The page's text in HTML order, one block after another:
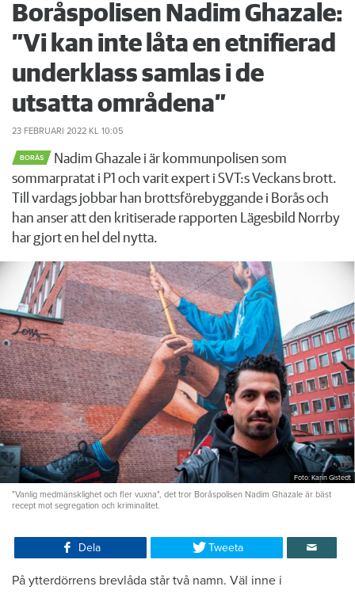
Boråspolisen Nadim Ghazale:
”Vi kan inte låta en etnifierad
underklass samlas i de
utsatta områdena”
23 FEBRUARI 2022 KL 10:05
BORÅS
Nadim Ghazale i är kommunpolisen som
sommarpratat i P1 och varit expert i SVT:s Veckans brott.
Till vardags jobbar han brottsförebyggande i Borås och
han anser att den kritiserade rapporten Lägesbild Norrby
har gjort en hel del nytta.
Foto: Karin Gistedt
"Vanlig medmänsklighet och fler vuxna", det tror Boråspolisen Nadim Ghazale är bäst
recept mot segregation och kriminalitet.
Dela Tweeta
På ytterdörrens brevlåda står två namn. Väl inne i